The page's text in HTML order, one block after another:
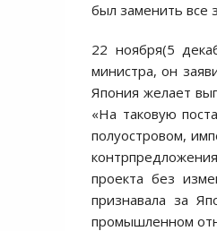
был заменить все
22 ноября(5
министра, он
Япония желает
«На таковую
полуостровом,
проекта без
признавала за
промышленном